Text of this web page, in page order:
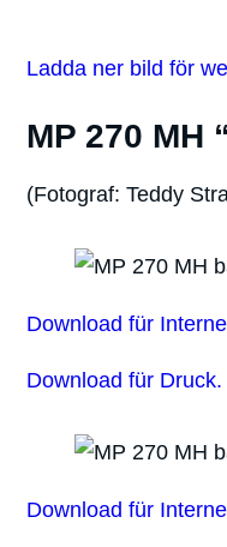
Ladda ner bild för
MP 270 MH
(Fotograf: Teddy
Download für
Download für Druck.
Download für